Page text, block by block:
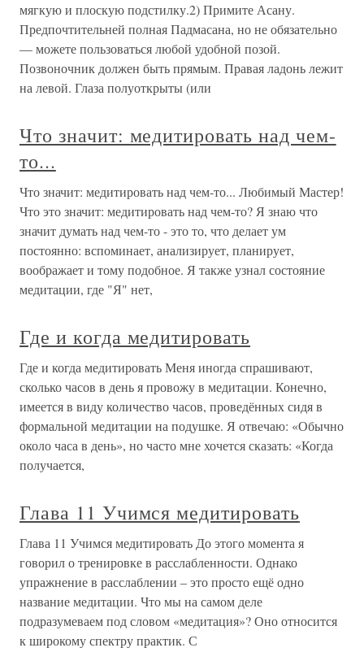
мягкую и плоскую подстилку.2) Примите Асану.
Предпочтительней полная Падмасана, но не обязательно
— можете пользоваться любой удобной позой.
Позвоночник должен быть прямым. Правая ладонь лежит
на левой. Глаза полуоткрыты (или
Что значит: медитировать над чем-
то...
Что значит: медитировать над чем-то... Любимый Мастер!
Что это значит: медитировать над чем-то? Я знаю что
значит думать над чем-то - это то, что делает ум
постоянно: вспоминает, анализирует, планирует,
воображает и тому подобное. Я также узнал состояние
медитации, где "Я" нет,
Где и когда медитировать
Где и когда медитировать Меня иногда спрашивают,
сколько часов в день я провожу в медитации. Конечно,
имеется в виду количество часов, проведённых сидя в
формальной медитации на подушке. Я отвечаю: «Обычно
около часа в день», но часто мне хочется сказать: «Когда
получается,
Глава 11 Учимся медитировать
Глава 11 Учимся медитировать До этого момента я
говорил о тренировке в расслабленности. Однако
упражнение в расслаблении – это просто ещё одно
название медитации. Что мы на самом деле
подразумеваем под словом «медитация»? Оно относится
к широкому спектру практик. С